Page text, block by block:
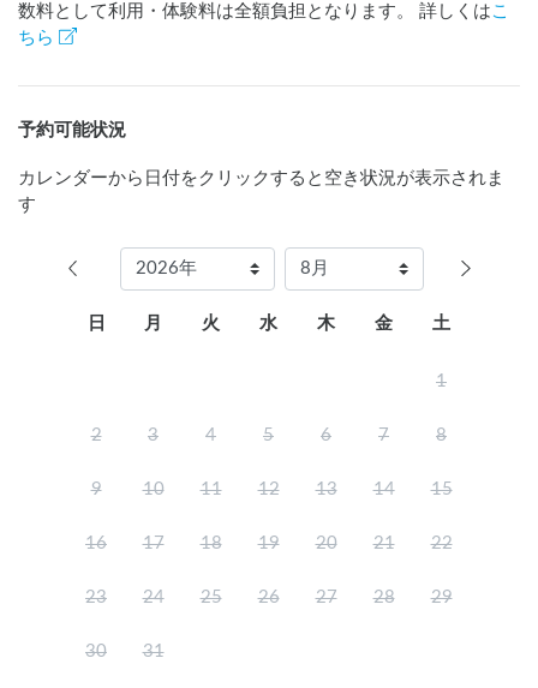
数料として利用・体験料は全額負担となります。 詳しくは こ
ちら
予約可能状況
カレンダーから日付をクリックすると空き状況が表示されま
す
日 月 火 水 木 金 土
1
2 3 4 5 6 7 8
9 10 11 12 13 14 15
16 17 18 19 20 21 22
23 24 25 26 27 28 29
30 31